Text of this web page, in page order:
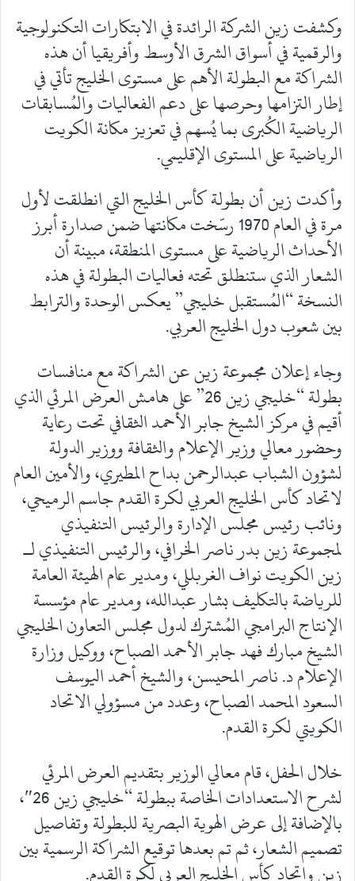
وكشفت زين الشركة الرائدة في الابتكارات التكنولوجية
والرقمية في أسواق الشرق الأوسط وأفريقيا أن هذه
الشراكة مع البطولة الأهم على مستوى الخليج تأتي في
إطار التزامها وحرصها على دعم الفعاليات والمُسابقات
الرياضية الكُبرى بما يُسهم في تعزيز مكانة الكويت
الرياضية على المستوى الإقليمي.
وأكدت زين أن بطولة كأس الخليج التي انطلقت لأول
مرة في العام 1970 رسّخت مكانتها ضمن صدارة أبرز
الأحداث الرياضية على مستوى المنطقة، مبينة أن
الشعار الذي ستنطلق تحته فعاليات البطولة في هذه
النسخة “المُستقبل خليجي” يعكس الوحدة والترابط
بين شعوب دول الخليج العربي.
وجاء إعلان مجموعة زين عن الشراكة مع منافسات
بطولة “خليجي زين 26” على هامش العرض المرئي الذي
أقيم في مركز الشيخ جابر الأحمد الثقافي تحت رعاية
وحضور معالي وزير الإعلام والثقافة ووزير الدولة
لشؤون الشباب عبدالرحمن بداح المطيري، والأمين العام
لاتحاد كأس الخليج العربي لكرة القدم جاسم الرميحي،
ونائب رئيس مجلس الإدارة والرئيس التنفيذي
لمجموعة زين بدر ناصر الخرافي، والرئيس التنفيذي لـ
زين الكويت نواف الغربللي، ومدير عام الهيئة العامة
للرياضة بالتكليف بشار عبدالله، ومدير عام مؤسسة
الإنتاج البرامجي المُشترك لدول مجلس التعاون الخليجي
الشيخ مبارك فهد جابر الأحمد الصباح، ووكيل وزارة
الإعلام د. ناصر المحيسن، والشيخ أحمد اليوسف
السعود المحمد الصباح، وعدد من مسؤولي الاتحاد
الكويتي لكرة القدم.
خلال الحفل، قام معالي الوزير بتقديم العرض المرئي
لشرح الاستعدادات الخاصة ببطولة “خليجي زين 26″،
بالإضافة إلى عرض الهوية البصرية للبطولة وتفاصيل
تصميم الشعار، ثم تم بعدها توقيع الشراكة الرسمية بين
زين واتحاد كأس الخليج العربي لكرة القدم.